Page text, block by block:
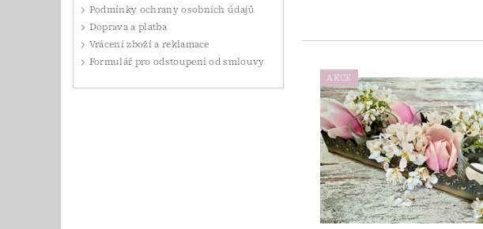
Podmínky ochrany osobních údajů
Doprava a platba
Vrácení zboží a reklamace
Formulář pro odstoupení od smlouvy
AKCE